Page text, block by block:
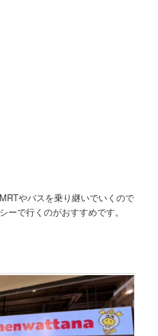
やバスを乗り継いでいくので
ーで行くのがおすすめです。